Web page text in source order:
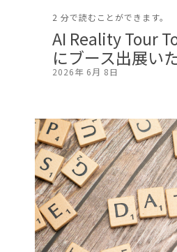
2 分で読むことができます。
AI Reality Tour
にブース出展い
2026年 6月 8日